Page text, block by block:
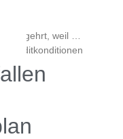
begehrt, weil …
Kreditkonditionen